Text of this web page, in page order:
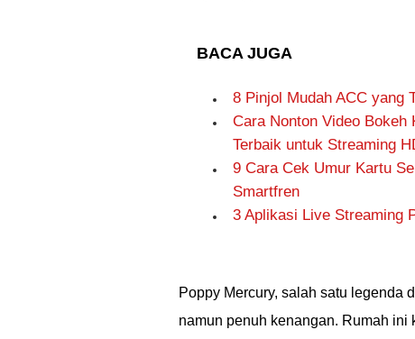
BACA JUGA
8 Pinjol Mudah ACC yang
Cara Nonton Video Bokeh
Terbaik untuk Streaming
9 Cara Cek Umur Kartu
Smartfren
3 Aplikasi Live Streaming
Poppy Mercury, salah satu legenda
namun penuh kenangan. Rumah